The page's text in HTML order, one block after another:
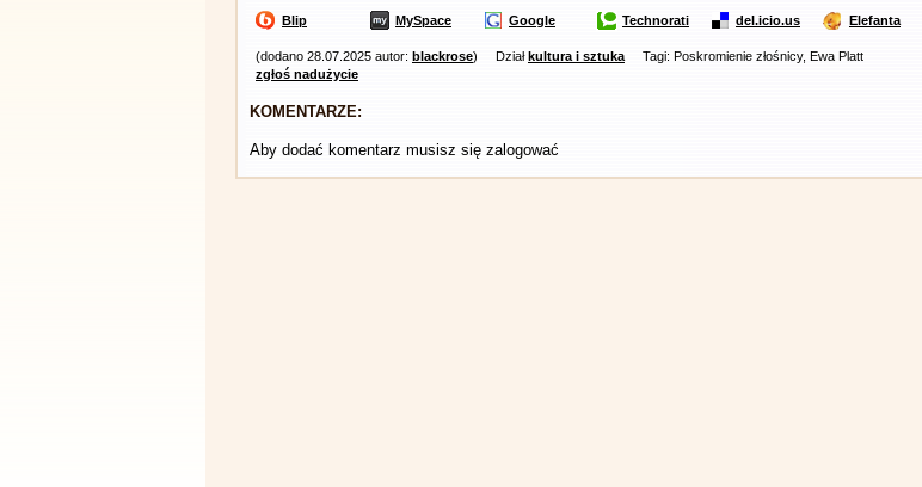
Blip MySpace Google Technorati del.icio.us Elefanta
(dodano 28.07.2025 autor: blackrose) Działkultura i sztuka
Tagi: Poskromienie złośnicy, Ewa Platt
zgłoś nadużycie
KOMENTARZE:
Aby dodać komentarz musisz się zalogować